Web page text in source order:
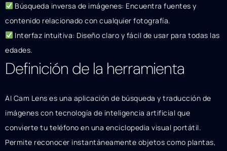
Búsqueda inversa de imágenes: Encuentra fuentes y
contenido relacionado con cualquier fotografía.
Interfaz intuitiva: Diseño claro y fácil de usar para todas las
edades.
Definición de la herramienta
AI Cam Lens es una aplicación de búsqueda y traducción de
imágenes con tecnología de inteligencia artificial que
convierte tu teléfono en una enciclopedia visual portátil.
Permite reconocer instantáneamente objetos como plantas,